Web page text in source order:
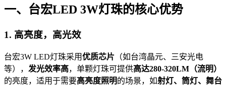
一、台宏LED 3W灯珠的核心优势
1. 高亮度，高光效
台宏3W LED灯珠采用优质芯片 （如台湾晶元、三安光电
等）， 发光效率高，单颗灯珠可提供高达280-320LM（流明）
的亮度，适用于需要高亮度照明的场景，如射灯、筒灯、舞台